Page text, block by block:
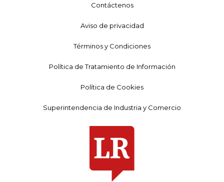
Contáctenos
Aviso de privacidad
Términos y Condiciones
Política de Tratamiento de Información
Política de Cookies
Superintendencia de Industria y Comercio